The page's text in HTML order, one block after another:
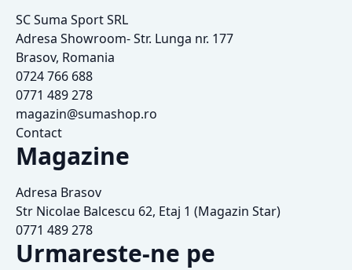
SC Suma Sport SRL
Adresa Showroom- Str. Lunga nr. 177
Brasov, Romania
0724 766 688
0771 489 278
magazin@sumashop.ro
Contact
Magazine
Adresa Brasov
Str Nicolae Balcescu 62, Etaj 1 (Magazin Star)
0771 489 278
Urmareste-ne pe